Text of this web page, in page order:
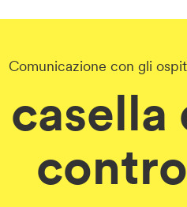
Comunicazione con gli